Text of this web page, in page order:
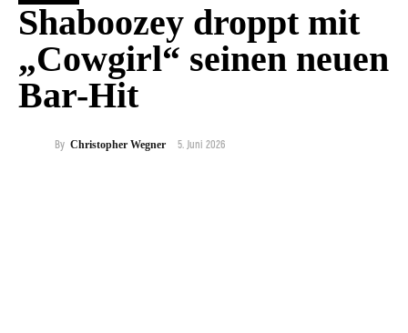
Shaboozey droppt mit
„Cowgirl“ seinen neuen
Bar-Hit
By Christopher Wegner 5. Juni 2026